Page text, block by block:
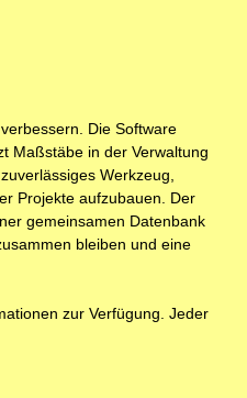
Die Software
Maßstäbe in der Verwaltung
Werkzeug,
Projekte aufzubauen. Der
gemeinsamen Datenbank
bleiben und eine
zur Verfügung. Jeder